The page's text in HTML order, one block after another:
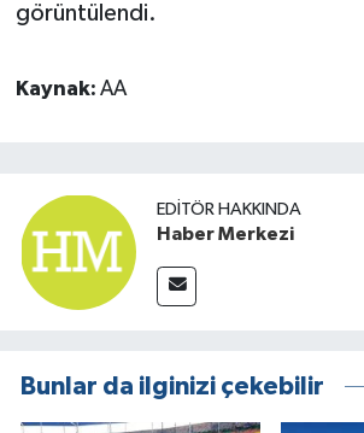
görüntülendi.
Kaynak: AA
EDITÖR HAKKINDA
Haber Merkezi
Bunlar da ilginizi çekebilir